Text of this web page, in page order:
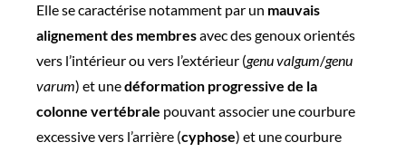
Elle se caractérise notamment par un mauvais
alignement des membresavec des genoux orientés
vers l’intérieur ou vers l’extérieur (genu valgum/genu
varum) et unedéformation progressive de la
colonne vertébrale pouvant associer une courbure
excessive vers l’arrière (cyphose) et une courbure